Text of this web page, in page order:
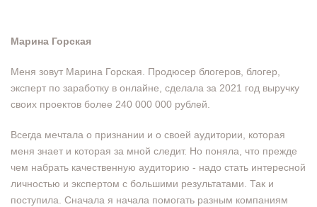
Марина Горская
Меня зовут Марина Горская. Продюсер блогеров, блогер,
эксперт по заработку в онлайне, сделала за 2021 год выручку
своих проектов более 240 000 000 рублей.
Всегда мечтала о признании и о своей аудитории, которая
меня знает и которая за мной следит. Но поняла, что прежде
чем набрать качественную аудиторию - надо стать интересной
личностью и экспертом с большими результатами. Так и
поступила. Сначала я начала помогать разным компаниям